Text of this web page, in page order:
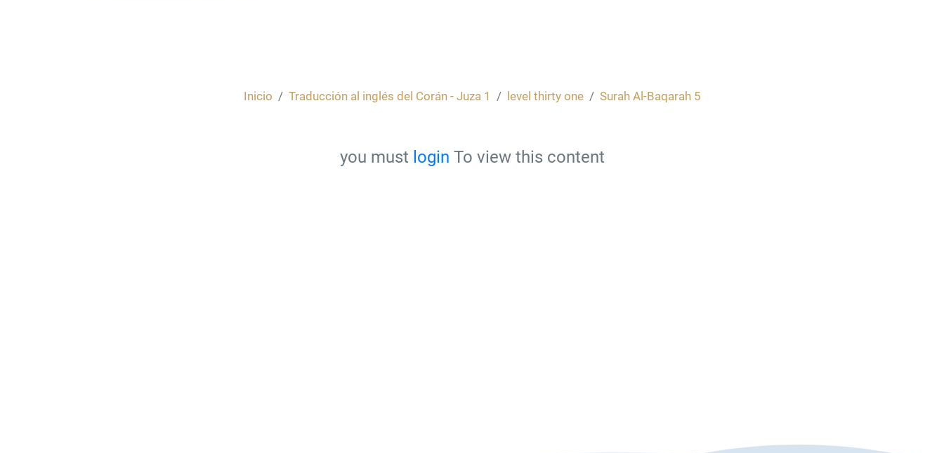
Inicio Traducción al inglés del Corán - Juza 1 level thirty one Surah Al-Baqarah 5
you must login To view this content